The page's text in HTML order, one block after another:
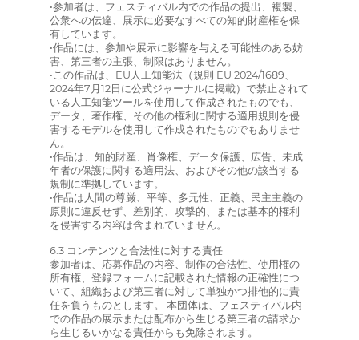
•参加者は、フェスティバル内での作品の提出、複製、
公衆への伝達、展示に必要なすべての知的財産権を保
有しています。
•作品には、参加や展示に影響を与える可能性のある妨
害、第三者の主張、制限はありません。
•この作品は、EU人工知能法（規則 EU 2024/1689、
2024年7月12日に公式ジャーナルに掲載）で禁止されて
いる人工知能ツールを使用して作成されたものでも、
データ、著作権、その他の権利に関する適用規則を侵
害するモデルを使用して作成されたものでもありませ
ん。
•作品は、知的財産、肖像権、データ保護、広告、未成
年者の保護に関する適用法、およびその他の該当する
規制に準拠しています。
•作品は人間の尊厳、平等、多元性、正義、民主主義の
原則に違反せず、差別的、攻撃的、または基本的権利
を侵害する内容は含まれていません。
6.3 コンテンツと合法性に対する責任
参加者は、応募作品の内容、制作の合法性、使用権の
所有権、登録フォームに記載された情報の正確性につ
いて、組織および第三者に対して単独かつ排他的に責
任を負うものとします。 本団体は、フェスティバル内
での作品の展示または配布から生じる第三者の請求か
ら生じるいかなる責任からも免除されます。